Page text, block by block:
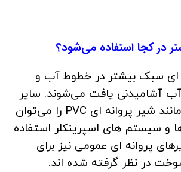
در کجا استفاده می‌شود؟
ای سبک بیشتر در خطوط آب و
آشامیدنی یافت می‌شوند. سایر
شیرهای سبک مانند شیر پروانه ای PVC را می‌توان
و سیستم های اسپرینکلر استفاده
پروانه ای عمومی نیز برای
در نظر گرفته شده اند.